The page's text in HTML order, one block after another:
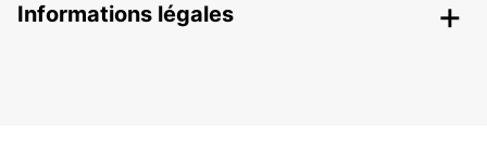
Informations légales